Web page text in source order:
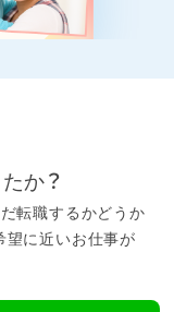
か？
転職するかどうか
望に近いお仕事が